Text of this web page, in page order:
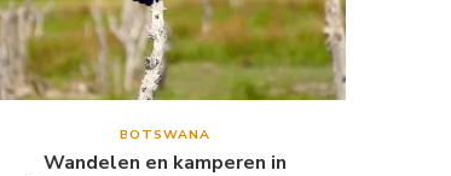
BOTSWANA
Wandelen en kamperen in